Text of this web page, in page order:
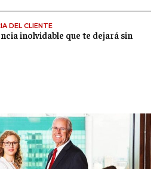
DEL CLIENTE
inolvidable que te dejará sin